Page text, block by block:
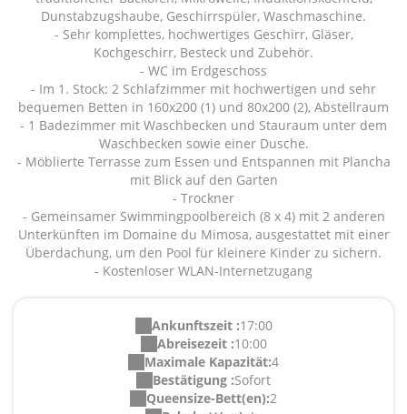
Dunstabzugshaube, Geschirrspüler, Waschmaschine.
- Sehr komplettes, hochwertiges Geschirr, Gläser,
Kochgeschirr, Besteck und Zubehör.
- WC im Erdgeschoss
- Im 1. Stock: 2 Schlafzimmer mit hochwertigen und sehr
bequemen Betten in 160x200 (1) und 80x200 (2), Abstellraum
- 1 Badezimmer mit Waschbecken und Stauraum unter dem
Waschbecken sowie einer Dusche.
- Möblierte Terrasse zum Essen und Entspannen mit Plancha
mit Blick auf den Garten
- Trockner
- Gemeinsamer Swimmingpoolbereich (8 x 4) mit 2 anderen
Unterkünften im Domaine du Mimosa, ausgestattet mit einer
Überdachung, um den Pool für kleinere Kinder zu sichern.
- Kostenloser WLAN-Internetzugang
Ankunftszeit :17:00
Abreisezeit :10:00
Maximale Kapazität:4
Bestätigung :Sofort
Queensize-Bett(en):2